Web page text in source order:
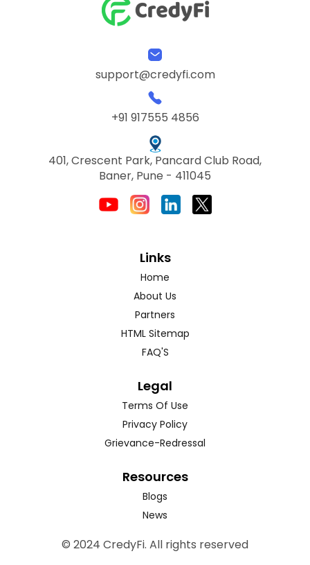
support@credyfi.com
+91 917555 4856
401, Crescent Park, Pancard Club Road,
Baner, Pune - 411045
Links
Home
About Us
Partners
HTML Sitemap
FAQ'S
Legal
Terms Of Use
Privacy Policy
Grievance-Redressal
Resources
Blogs
News
© 2024 CredyFi. All rights reserved